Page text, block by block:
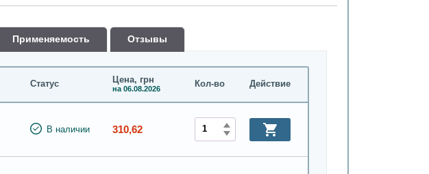
Применяемость Oтзывы
Статус Цена, грн
на 06.08.2026 Кол-во Действие
В наличии 310,62